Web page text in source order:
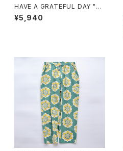
HAVE A GRATEFUL DAY "C
ORDUROY HAT"
¥5,940